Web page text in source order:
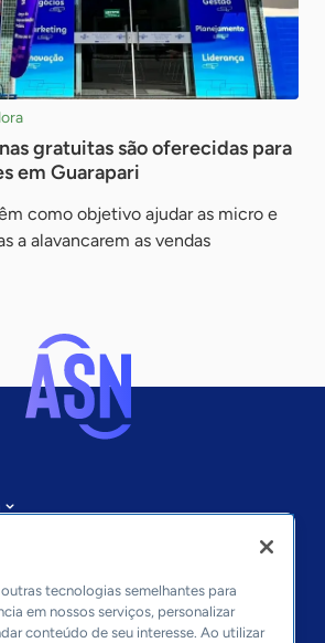
gratuitas são oferecidas para
em Guarapari
como objetivo ajudar as micro e
a alavancarem as vendas
tecnologias semelhantes para
em nossos serviços, personalizar
conteúdo de seu interesse. Ao utilizar